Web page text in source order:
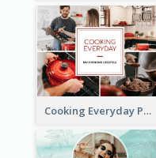
Cooking Everyday Photo Book